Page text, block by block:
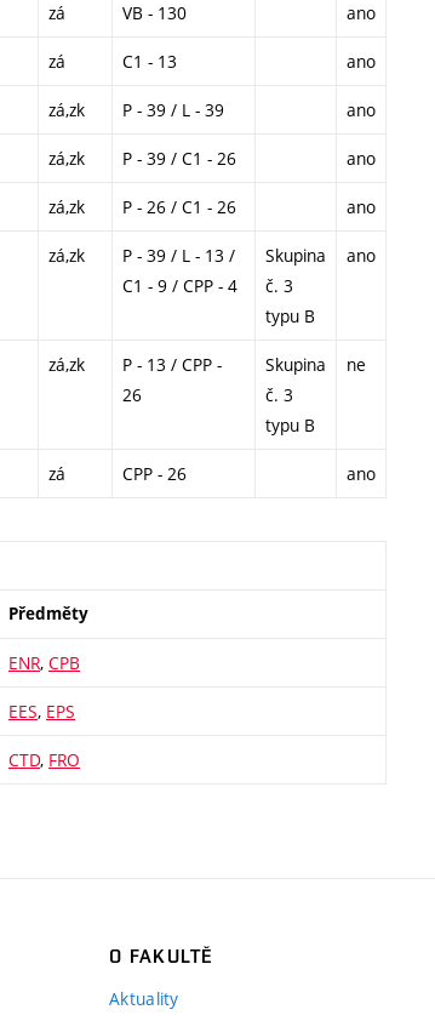
zá VB - 130 ano
zá C1 - 13 ano
zá,zk P - 39 / L - 39 ano
zá,zk P - 39 / C1 - 26 ano
zá,zk P - 26 / C1 - 26 ano
zá,zk
P - 39 / L - 13 /
C1 - 9 / CPP - 4
Skupina
č. 3
typu B
ano
zá,zk
P - 13 / CPP -
26
Skupina
č. 3
typu B
ne
zá CPP - 26 ano
Předměty
ENR, CPB
EES, EPS
CTD, FRO
O FAKULTĚ
Aktuality